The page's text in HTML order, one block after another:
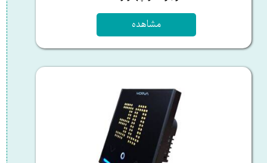
مشاهده